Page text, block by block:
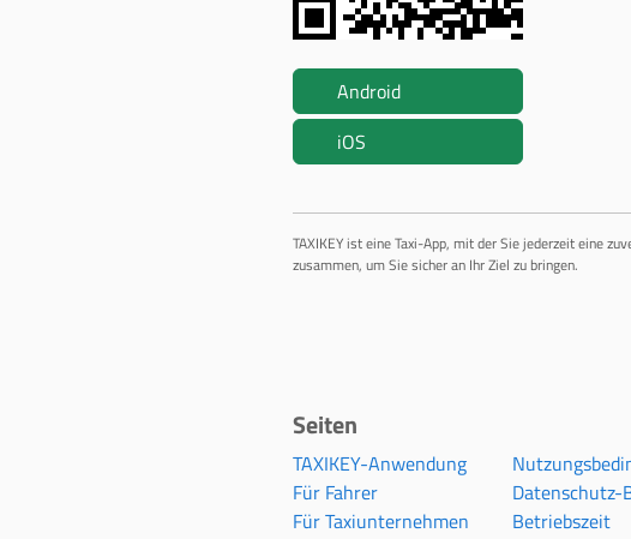
Android
iOS
TAXIKEY ist eine Taxi-App, mit der Sie jederzeit eine
zusammen, um Sie sicher an Ihr Ziel zu bringen.
Seiten
TAXIKEY-Anwendung
Für Fahrer
Für Taxiunternehmen
Datenschutz-
Betriebszeit